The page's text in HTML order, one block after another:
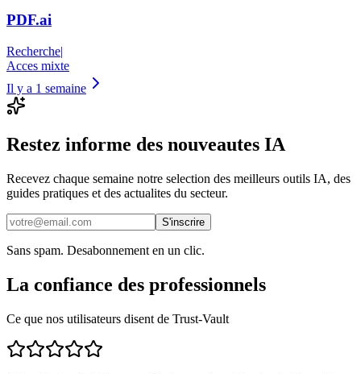
PDF.ai
Recherche|
Acces mixte
Il y a 1 semaine
Restez informe des nouveautes IA
Recevez chaque semaine notre selection des meilleurs outils IA, des
guides pratiques et des actualites du secteur.
S'inscrire
Sans spam. Desabonnement en un clic.
La confiance des professionnels
Ce que nos utilisateurs disent de Trust-Vault